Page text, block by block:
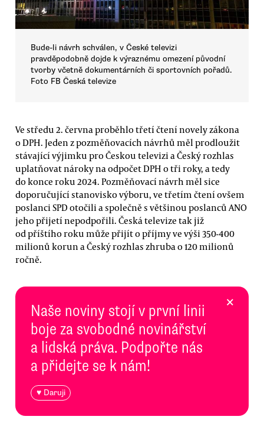
Bude-li návrh schválen, v České televizi
pravděpodobně dojde k výraznému omezení původní
tvorby včetně dokumentárních či sportovních pořadů.
Foto FB Česká televize
Ve středu 2. června proběhlo třetí čtení novely zákona
o DPH. Jeden z pozměňovacích návrhů měl prodloužit
stávající výjimku pro Českou televizi a Český rozhlas
uplatňovat nároky na odpočet DPH o tři roky, a tedy
do konce roku 2024. Pozměňovací návrh měl sice
doporučující stanovisko výboru, ve třetím čtení ovšem
poslanci SPD otočili a společně s většinou poslanců ANO
jeho přijetí nepodpořili. Česká televize tak již
od příštího roku může přijít o příjmy ve výši 350-400
milionů korun a Český rozhlas zhruba o 120 milionů
ročně.
Naše noviny stojí v první linii
boje za svobodné novinářství
a lidská práva. Podpořte nás
a přidejte se k nám!
♥ Daruji
×